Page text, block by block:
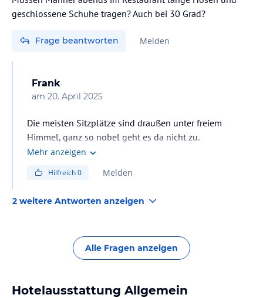
alle Spezialitäten Restaurants zu ☹️☹️
Katzen hat besonders beim Essen....hotel meiden
geschlossene Schuhe tragen? Auch bei 30 Grad?
Frage beantworten Melden
Frank
am 20. April 2025
Die meisten Sitzplätze sind draußen unter freiem
Himmel, ganz so nobel geht es da nicht zu.
Mehr anzeigen
Hilfreich0 Melden
2 weitere Antworten anzeigen
Alle Fragen anzeigen
Hotelausstattung Allgemein